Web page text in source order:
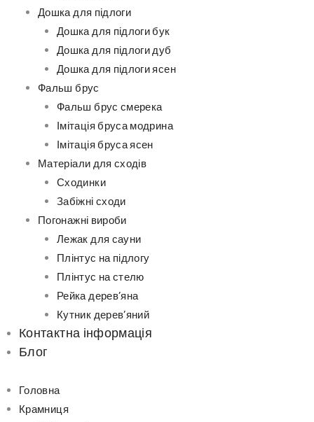
Дошка для підлоги
Дошка для підлоги бук
Дошка для підлоги дуб
Дошка для підлоги ясен
Фальш брус
Фальш брус смерека
Імітація бруса модрина
Імітація бруса ясен
Матеріали для сходів
Сходинки
Забіжні сходи
Погонажні вироби
Лежак для сауни
Плінтус на підлогу
Плінтус на стелю
Рейка дерев’яна
Кутник дерев’яний
Контактна інформація
Блог
Головна
Крамниця